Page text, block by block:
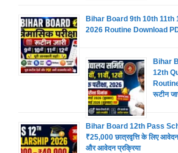
Bihar Board 9th 10th 11th
2026 Routine Download
Bihar
12th
रूटीन
Bihar Board 12th Pass
₹25,000 छात्रवृत्ति के लिए
और आवेदन प्रक्रिया